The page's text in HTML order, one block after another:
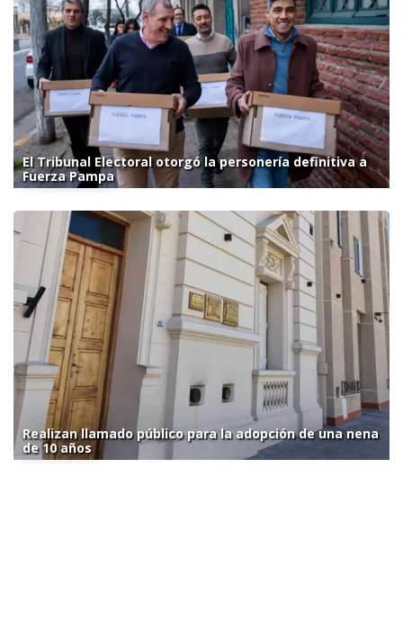
El Tribunal Electoral otorgó la personería definitiva a
Fuerza Pampa
Realizan llamado público para la adopción de una nena
de 10 años